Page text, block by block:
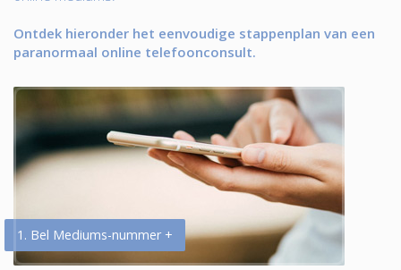
Ontdek hieronder het eenvoudige stappenplan van een
paranormaal online telefoonconsult.
1. Bel Mediums-nummer +